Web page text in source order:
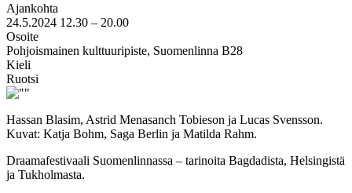
Ajankohta
24.5.2024 12.30 – 20.00
Osoite
Pohjoismainen kulttuuripiste, Suomenlinna B28
Kieli
Ruotsi
Hassan Blasim, Astrid Menasanch Tobieson ja Lucas Svensson.
Kuvat: Katja Bohm, Saga Berlin ja Matilda Rahm.
Draamafestivaali Suomenlinnassa – tarinoita Bagdadista, Helsingistä
ja Tukholmasta.